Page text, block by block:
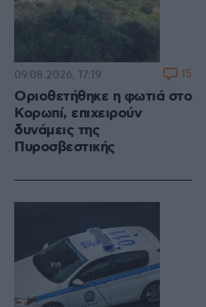
Οριοθετήθηκε η φωτιά στο
Κορωπί, επιχειρούν
δυνάμεις της
Πυροσβεστικής
09.08.2026, 17:19 15